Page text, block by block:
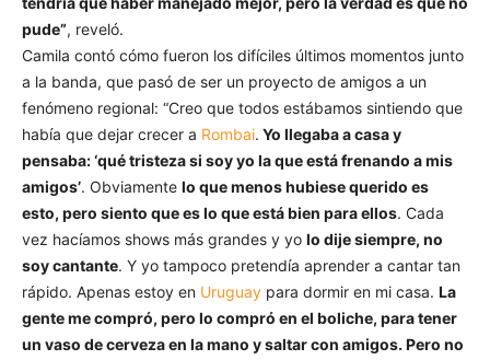
pude”, reveló.
Camila contó cómo fueron los difíciles últimos momentos junto
a la banda, que pasó de ser un proyecto de amigos a un
fenómeno regional: “Creo que todos estábamos sintiendo que
había que dejar crecer a Rombai. Yo llegaba a casa y
pensaba: ‘qué tristeza si soy yo la que está frenando a mis
amigos’. Obviamente lo que menos hubiese querido es
esto, pero siento que es lo que está bien para ellos. Cada
vez hacíamos shows más grandes y yo lo dije siempre, no
soy cantante. Y yo tampoco pretendía aprender a cantar tan
rápido. Apenas estoy en Uruguay para dormir en mi casa. La
gente me compró, pero lo compró en el boliche, para tener
un vaso de cerveza en la mano y saltar con amigos. Pero no